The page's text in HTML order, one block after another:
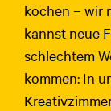
kochen – wir
kannst neue
schlechtem
kommen: In